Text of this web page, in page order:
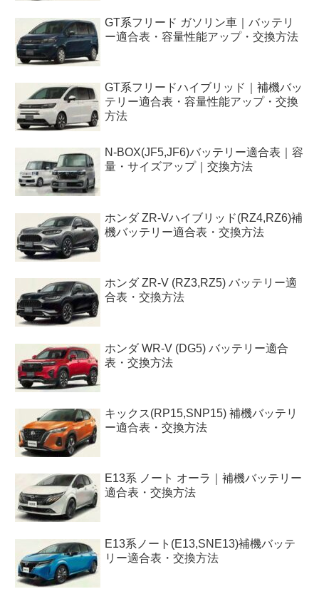
GT系フリード ガソリン車｜バッテリ
ー適合表・容量性能アップ・交換方法
GT系フリードハイブリッド｜補機バッ
テリー適合表・容量性能アップ・交換
方法
N-BOX(JF5,JF6)バッテリー適合表｜容
量・サイズアップ｜交換方法
ホンダ ZR-Vハイブリッド(RZ4,RZ6)補
機バッテリー適合表・交換方法
ホンダ ZR-V (RZ3,RZ5) バッテリー適
合表・交換方法
ホンダ WR-V (DG5) バッテリー適合
表・交換方法
キックス(RP15,SNP15) 補機バッテリ
ー適合表・交換方法
E13系 ノート オーラ｜補機バッテリー
適合表・交換方法
E13系ノート(E13,SNE13)補機バッテ
リー適合表・交換方法